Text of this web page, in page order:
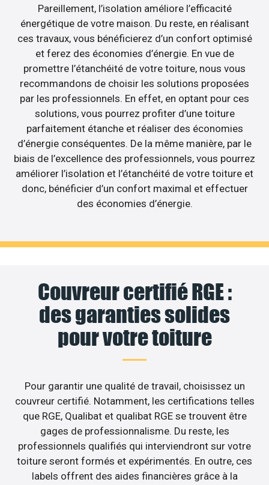
Pareillement, l’isolation améliore l’efficacité
énergétique de votre maison. Du reste, en réalisant
ces travaux, vous bénéficierez d’un confort optimisé
et ferez des économies d’énergie. En vue de
promettre l’étanchéité de votre toiture, nous vous
recommandons de choisir les solutions proposées
par les professionnels. En effet, en optant pour ces
solutions, vous pourrez profiter d’une toiture
parfaitement étanche et réaliser des économies
d’énergie conséquentes. De la même manière, par le
biais de l’excellence des professionnels, vous pourrez
améliorer l’isolation et l’étanchéité de votre toiture et
donc, bénéficier d’un confort maximal et effectuer
des économies d’énergie.
Couvreur certifié RGE :
des garanties solides
pour votre toiture
Pour garantir une qualité de travail, choisissez un
couvreur certifié. Notamment, les certifications telles
que RGE, Qualibat et qualibat RGE se trouvent être
gages de professionnalisme. Du reste, les
professionnels qualifiés qui interviendront sur votre
toiture seront formés et expérimentés. En outre, ces
labels offrent des aides financières grâce à la